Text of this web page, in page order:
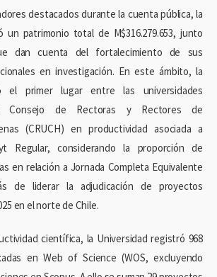
destacados durante la cuenta pública, la
un patrimonio total de M$316.279.653, junto
dan cuenta del fortalecimiento de sus
en investigación. En este ámbito, la
el primer lugar entre las universidades
Consejo de Rectoras y Rectores de
(CRUCH) en productividad asociada a
Regular, considerando la proporción de
en relación a Jornada Completa Equivalente
de liderar la adjudicación de proyectos
en el norte de Chile.
científica, la Universidad registró 968
en Web of Science (WOS, excluyendo